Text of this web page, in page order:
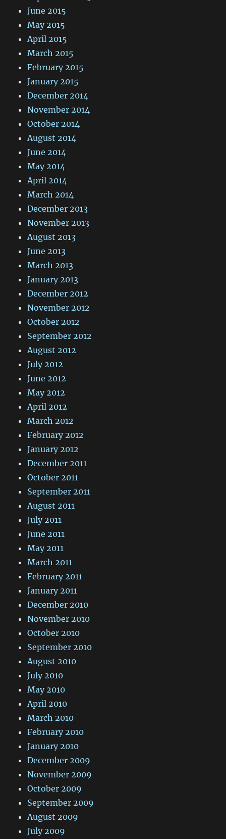
June 2015
May 2015
April 2015
March 2015
February 2015
January 2015
December 2014
November 2014
October 2014
August 2014
June 2014
May 2014
April 2014
March 2014
December 2013
November 2013
August 2013
June 2013
March 2013
January 2013
December 2012
November 2012
October 2012
September 2012
August 2012
July 2012
June 2012
May 2012
April 2012
March 2012
February 2012
January 2012
December 2011
October 2011
September 2011
August 2011
July 2011
June 2011
May 2011
March 2011
February 2011
January 2011
December 2010
November 2010
October 2010
September 2010
August 2010
July 2010
May 2010
April 2010
March 2010
February 2010
January 2010
December 2009
November 2009
October 2009
September 2009
August 2009
July 2009